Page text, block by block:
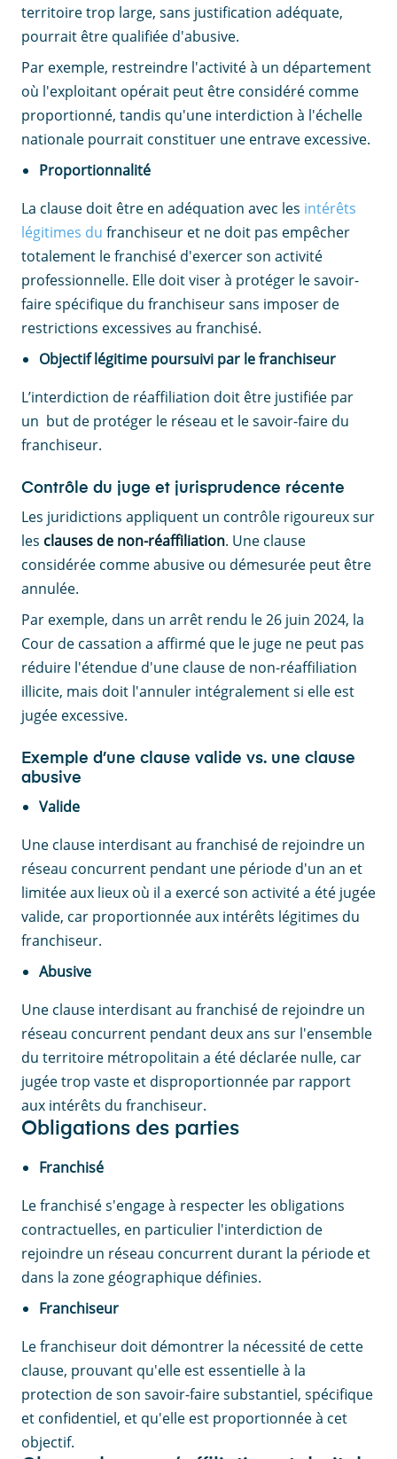
territoire trop large, sans justification adéquate,
pourrait être qualifiée d'abusive.
Par exemple, restreindre l'activité à un département
où l'exploitant opérait peut être considéré comme
proportionné, tandis qu'une interdiction à l'échelle
nationale pourrait constituer une entrave excessive.
Proportionnalité
La clause doit être en adéquation avec les intérêts
légitimes du franchiseur et ne doit pas empêcher
totalement le franchisé d'exercer son activité
professionnelle. Elle doit viser à protéger le savoir-
faire spécifique du franchiseur sans imposer de
restrictions excessives au franchisé.
Objectif légitime poursuivi par le franchiseur
L’interdiction de réaffiliation doit être justifiée par
un but de protéger le réseau et le savoir-faire du
franchiseur.
Contrôle du juge et jurisprudence récente
Les juridictions appliquent un contrôle rigoureux sur
les clauses de non-réaffiliation. Une clause
considérée comme abusive ou démesurée peut être
annulée.
Par exemple, dans un arrêt rendu le 26 juin 2024, la
Cour de cassation a affirmé que le juge ne peut pas
réduire l'étendue d'une clause de non-réaffiliation
illicite, mais doit l'annuler intégralement si elle est
jugée excessive.
Exemple d’une clause valide vs. une clause
abusive
Valide
Une clause interdisant au franchisé de rejoindre un
réseau concurrent pendant une période d'un an et
limitée aux lieux où il a exercé son activité a été jugée
valide, car proportionnée aux intérêts légitimes du
franchiseur.
Abusive
Une clause interdisant au franchisé de rejoindre un
réseau concurrent pendant deux ans sur l'ensemble
du territoire métropolitain a été déclarée nulle, car
jugée trop vaste et disproportionnée par rapport
aux intérêts du franchiseur.
Obligations des parties
Franchisé
Le franchisé s'engage à respecter les obligations
contractuelles, en particulier l'interdiction de
rejoindre un réseau concurrent durant la période et
dans la zone géographique définies.
Franchiseur
Le franchiseur doit démontrer la nécessité de cette
clause, prouvant qu'elle est essentielle à la
protection de son savoir-faire substantiel, spécifique
et confidentiel, et qu'elle est proportionnée à cet
objectif.